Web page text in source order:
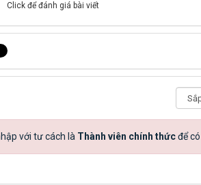
Click để đánh giá bài viết
với tư cách là Thành viên chính thứcđể